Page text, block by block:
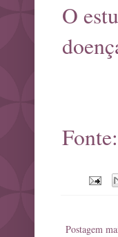
O
Postagem